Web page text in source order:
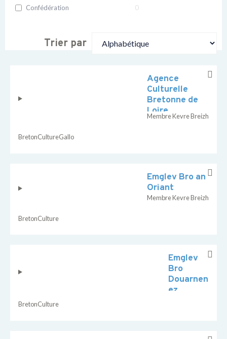
Confédération
0
Trier par
Agence
Culturelle
Bretonne de
Loire
Atlantique
Membre Kevre Breizh
BretonCultureGallo
Emglev Bro an
Oriant
Membre Kevre Breizh
BretonCulture
Emglev
Bro
Douarnen
ez
BretonCulture